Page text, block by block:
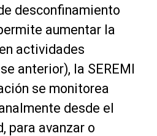
desconfinamiento
aumentar la
actividades
anterior), la SEREMI
se monitorea
desde el
para avanzar o